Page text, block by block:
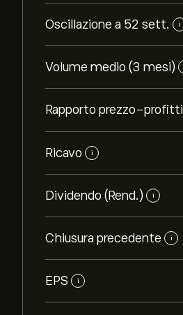
Oscillazione a 52 sett. i
Volume medio (3 mesi)
Rapporto prezzo-profitti
Ricavo i
Dividendo (Rend.) i
Chiusura precedente i
EPS i